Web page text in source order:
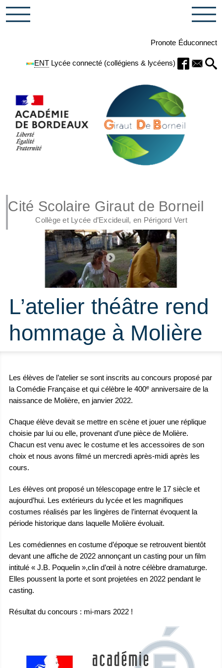
Pronote Éduconnect
ENTLycée connecté (collégiens & lycéens)
Cité Scolaire Giraut de Borneil
Collège et Lycée d’Excideuil, en Périgord Vert
L’atelier théâtre rend
hommage à Molière
Les élèves de l’atelier se sont inscrits au concours proposé par
la Comédie Française et qui célèbre le 400e anniversaire de la
naissance de Molière, en janvier 2022.
Chaque élève devait se mettre en scène et jouer une réplique
choisie par lui ou elle, provenant d’une pièce de Molière.
Chacun est venu avec le costume et les accessoires de son
choix et nous avons filmé un mercredi après-midi après les
cours.
Les élèves ont proposé un télescopage entre le 17 siècle et
aujourd’hui. Les extérieurs du lycée et les magnifiques
costumes réalisés par les lingères de l’internat évoquent la
période historique dans laquelle Molière évoluait.
Les comédiennes en costume d’époque se retrouvent bientôt
devant une affiche de 2022 annonçant un casting pour un film
intitulé « J.B. Poquelin »,clin d’œil à notre célèbre dramaturge.
Elles poussent la porte et sont projetées en 2022 pendant le
casting.
Résultat du concours : mi-mars 2022 !